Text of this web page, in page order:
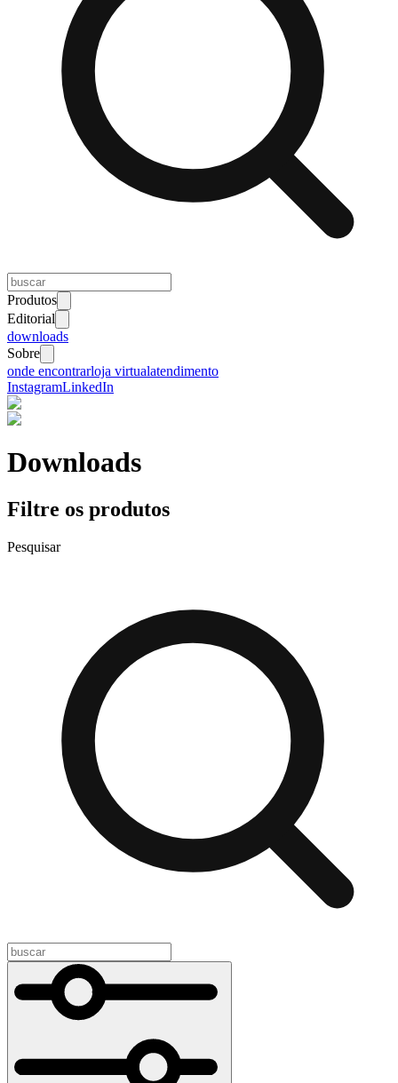
Produtos
Editorial
downloads
Sobre
onde encontrarloja virtualatendimento
InstagramLinkedIn
Downloads
Filtre os produtos
Pesquisar